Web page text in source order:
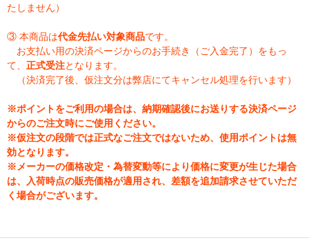
たしません）
③ 本商品は代金先払い対象商品です。
お支払い用の決済ページからのお手続き（ご入金完了）をもっ
て、 正式受注となります。
（決済完了後、仮注文分は弊店にてキャンセル処理を行います）
※ポイントをご利用の場合は、納期確認後にお送りする決済ページ
からのご注文時にご使用ください。
※仮注文の段階では正式なご注文ではないため、使用ポイントは無
効となります。
※メーカーの価格改定・為替変動等により価格に変更が生じた場合
は、入荷時点の販売価格が適用され、差額を追加請求させていただ
く場合がございます。